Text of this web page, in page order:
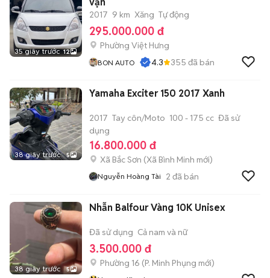
35 giây trước 12
2017 9 km Xăng Tự động
295.000.000 đ
Phường Việt Hưng
BON AUTO 4.3 355 đã bán
38 giây trước 5
Yamaha Exciter 150 2017 Xanh
2017 Tay côn/Moto 100 - 175 cc Đã sử
dụng
16.800.000 đ
Xã Bắc Sơn (Xã Bình Minh mới)
Nguyễn Hoàng Tài 2 đã bán
38 giây trước 5
Nhẫn Balfour Vàng 10K Unisex
Đã sử dụng Cả nam và nữ
3.500.000 đ
Phường 16 (P. Minh Phụng mới)